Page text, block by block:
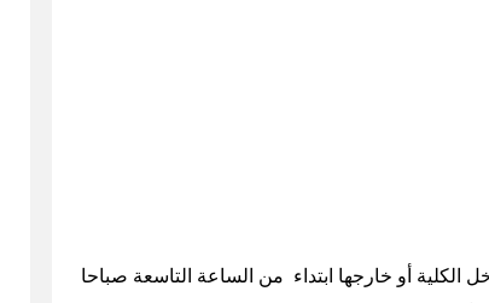
الكلية أو خارجها ابتداء من الساعة التاسعة صباحا